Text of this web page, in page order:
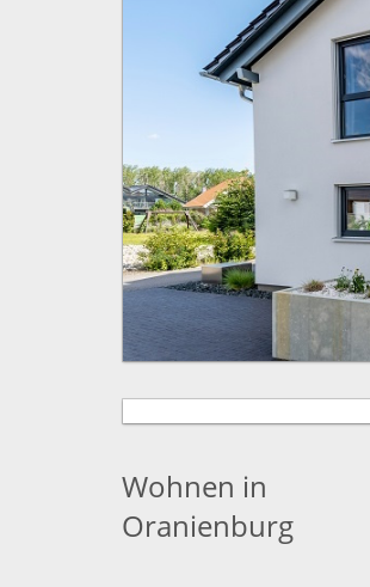
Wohnen in
Oranienburg